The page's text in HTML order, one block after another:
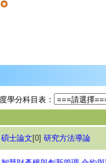
學分科目表：
碩士論文 [0] 研究方法導論